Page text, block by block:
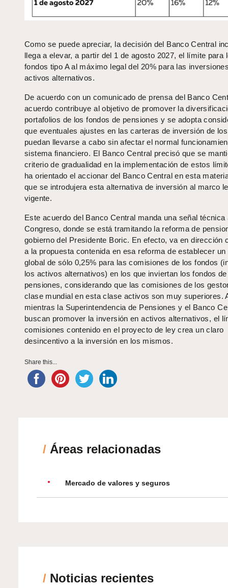
Como se puede apreciar, la decisión del Banco Central
llega a elevar, a partir del 1 de agosto 2027, el límite para
fondos tipo A al máximo legal del 20% para las
activos alternativos.
De acuerdo con un comunicado de prensa del Banco
acuerdo contribuye al objetivo de promover la
portafolios de los fondos de pensiones y se adopta
que eventuales ajustes en las carteras de inversión de
puedan llevarse a cabo sin afectar el normal
sistema financiero. El Banco Central precisó que se
criterio de gradualidad en la implementación de estos
ha orientado el accionar del Banco Central en esta
que se introdujera esta alternativa de inversión al marco
vigente.
Este acuerdo del Banco Central manda una señal técnica
Congreso, donde se está tramitando la reforma de
gobierno del Presidente Boric. En efecto, va en dirección
a la propuesta contenida en esa reforma de establecer un
global de sólo 0,25% para las comisiones de los fondos
los activos alternativos) en los que inviertan los fondos de
pensiones, considerando que las comisiones de los
clase mundial en esta clase activos son muy superiores.
mientras la Superintendencia de Pensiones y el Banco
buscan promover la inversión en activos alternativos, el
comisiones contenido en el proyecto de ley crea un claro
desincentivo a la inversión en los mismos.
Share this...
/ Áreas relacionadas
Mercado de valores y seguros
/ Noticias recientes